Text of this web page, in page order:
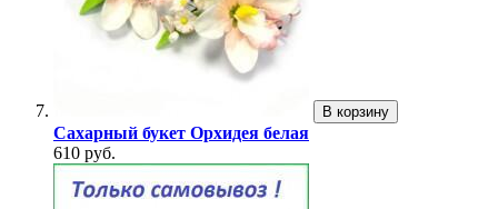
В корзину
Сахарный букет Орхидея белая
610 руб.